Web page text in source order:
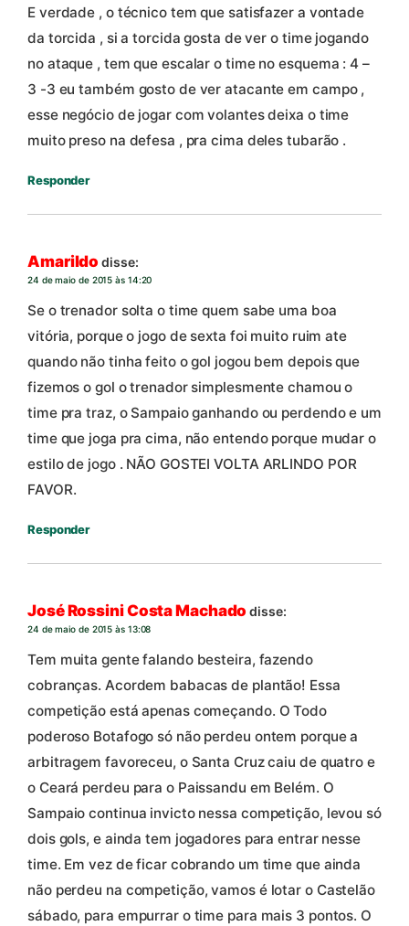
E verdade , o técnico tem que satisfazer a vontade
da torcida , si a torcida gosta de ver o time jogando
no ataque , tem que escalar o time no esquema : 4 –
3 -3 eu também gosto de ver atacante em campo ,
esse negócio de jogar com volantes deixa o time
muito preso na defesa , pra cima deles tubarão .
Responder
Amarildo disse:
24 de maio de 2015 às 14:20
Se o trenador solta o time quem sabe uma boa
vitória, porque o jogo de sexta foi muito ruim ate
quando não tinha feito o gol jogou bem depois que
fizemos o gol o trenador simplesmente chamou o
time pra traz, o Sampaio ganhando ou perdendo e um
time que joga pra cima, não entendo porque mudar o
estilo de jogo . NÃO GOSTEI VOLTA ARLINDO POR
FAVOR.
Responder
José Rossini Costa Machado disse:
24 de maio de 2015 às 13:08
Tem muita gente falando besteira, fazendo
cobranças. Acordem babacas de plantão! Essa
competição está apenas começando. O Todo
poderoso Botafogo só não perdeu ontem porque a
arbitragem favoreceu, o Santa Cruz caiu de quatro e
o Ceará perdeu para o Paissandu em Belém. O
Sampaio continua invicto nessa competição, levou só
dois gols, e ainda tem jogadores para entrar nesse
time. Em vez de ficar cobrando um time que ainda
não perdeu na competição, vamos é lotar o Castelão
sábado, para empurrar o time para mais 3 pontos. O